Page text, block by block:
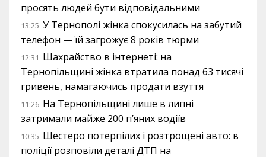
просять людей бути відповідальними
13:25 У Тернополі жінка спокусилась на забутий
телефон — їй загрожує 8 років тюрми
12:31 Шахрайство в інтернеті: на
Тернопільщині жінка втратила понад 63 тисячі
гривень, намагаючись продати взуття
11:26 На Тернопільщині лише в липні
затримали майже 200 п’яних водіїв
10:35 Шестеро потерпілих і розтрощені авто: в
поліції розповіли деталі ДТП на